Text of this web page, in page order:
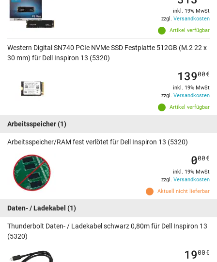
Artikel verfügbar
inkl. 19% MwSt
zzgl. Versandkosten
Western Digital SN740 PCIe NVMe SSD Festplatte 512GB (M.2 22 x
30 mm) für Dell Inspiron 13 (5320)
Artikel verfügbar
13900€
inkl. 19% MwSt
zzgl. Versandkosten
Arbeitsspeicher(1)
Arbeitsspeicher/RAM fest verlötet für Dell Inspiron 13 (5320)
Aktuell nicht lieferbar
000€
inkl. 19% MwSt
zzgl. Versandkosten
Daten- / Ladekabel (1)
Thunderbolt Daten- / Ladekabel schwarz 0,80m für Dell Inspiron 13
(5320)
1900€